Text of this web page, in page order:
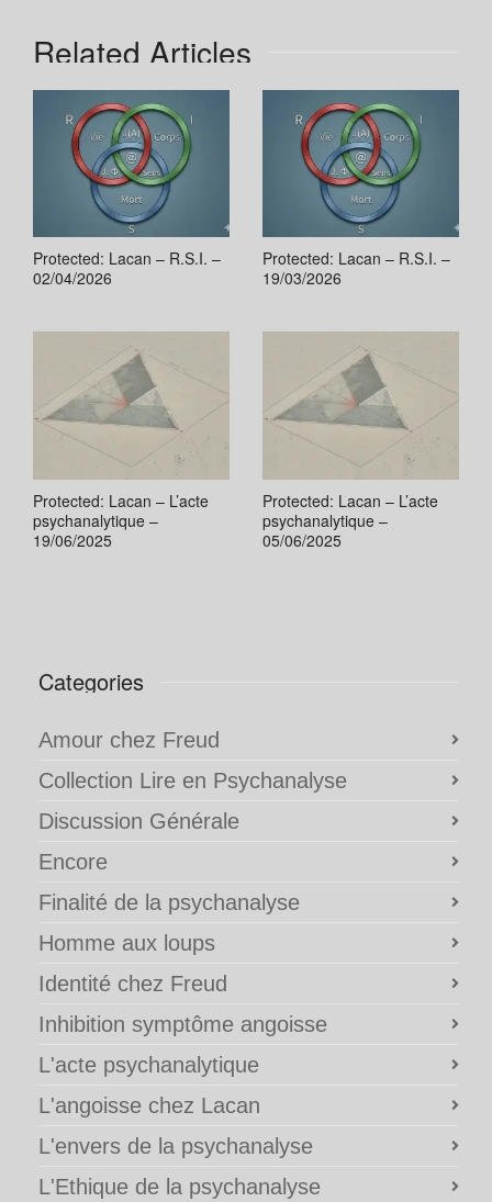
Related Articles
Protected: Lacan – R.S.I. –
02/04/2026
Protected: Lacan – R.S.I. –
19/03/2026
Protected: Lacan – L’acte
psychanalytique –
19/06/2025
Protected: Lacan – L’acte
psychanalytique –
05/06/2025
Categories
Amour chez Freud
Collection Lire en Psychanalyse
Discussion Générale
Encore
Finalité de la psychanalyse
Homme aux loups
Identité chez Freud
Inhibition symptôme angoisse
L'acte psychanalytique
L'angoisse chez Lacan
L'envers de la psychanalyse
L'Ethique de la psychanalyse